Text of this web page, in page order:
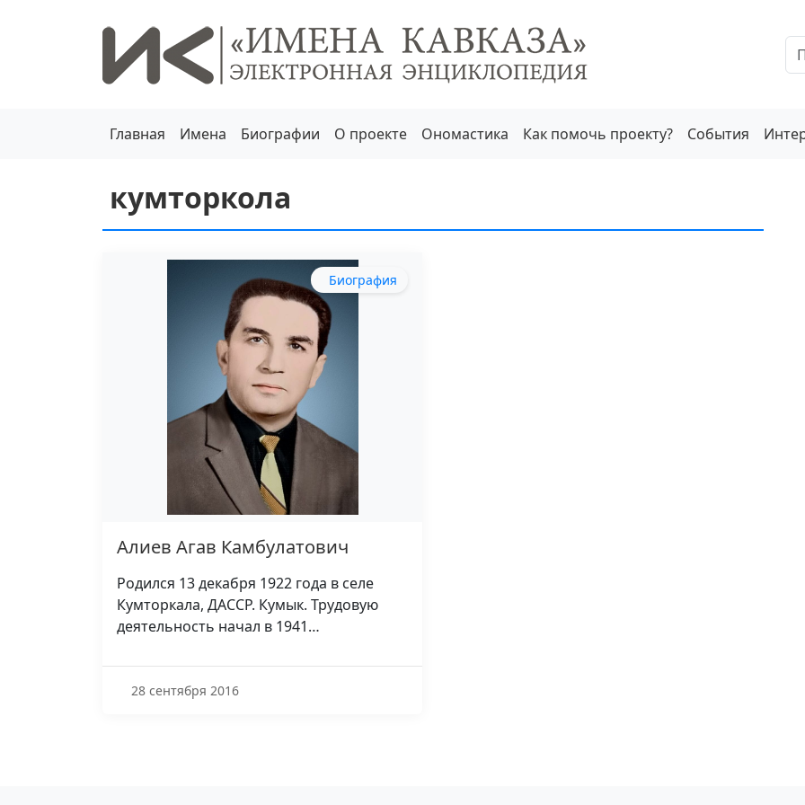
Главная Имена Биографии О проекте Ономастика Как помочь проекту? События
кумторкола
Биография
Алиев Агав Камбулатович
Родился 13 декабря 1922 года в селе
Кумторкала, ДАССР. Кумык. Трудовую
деятельность начал в 1941…
28 сентября 2016